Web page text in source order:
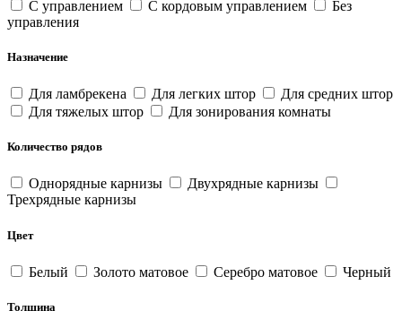
С управлением С кордовым управлением
Без
управления
Назначение
Для ламбрекена Для легких штор
Для средних штор
Для тяжелых штор
Для зонирования комнаты
Количество рядов
Однорядные карнизы
Двухрядные карнизы
Трехрядные карнизы
Цвет
Белый Золото матовое Серебро матовое Черный
Толщина